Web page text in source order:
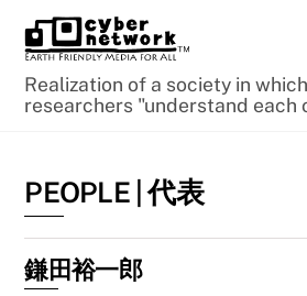
Realization of a society in
researchers "understand each
PEOPLE | 代表
鎌田裕一郎